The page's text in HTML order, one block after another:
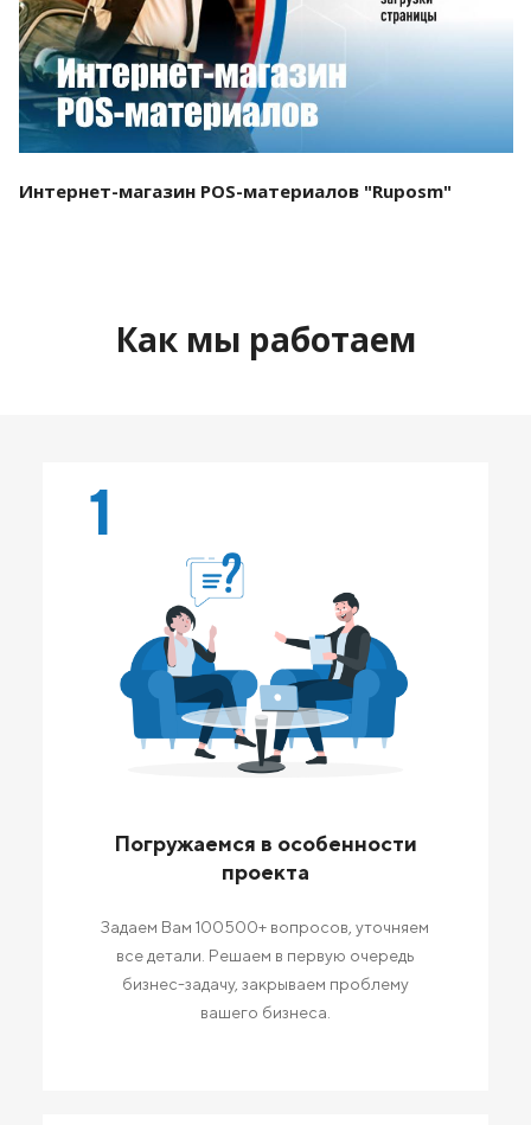
Интернет-магазин POS-материалов "Ruposm"
Как мы работаем
1
Погружаемся в особенности
проекта
Задаем Вам 100500+ вопросов, уточняем
все детали. Решаем в первую очередь
бизнес-задачу, закрываем проблему
вашего бизнеса.